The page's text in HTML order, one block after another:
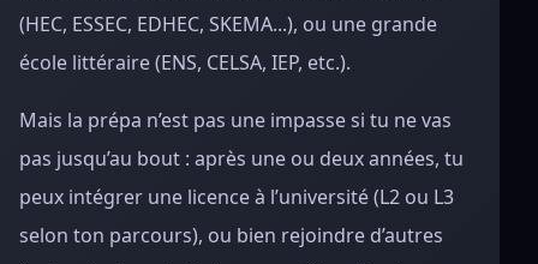
(HEC, ESSEC, EDHEC, SKEMA...), ou une grande
école littéraire (ENS, CELSA, IEP, etc.).
Mais la prépa n’est pas une impasse si tu ne vas
pas jusqu’au bout : après une ou deux années, tu
peux intégrer une licence à l’université (L2 ou L3
selon ton parcours), ou bien rejoindre d’autres